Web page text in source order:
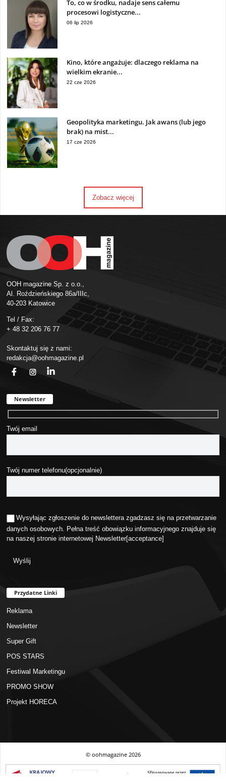
To, co w środku, nadaje sens całemu
procesowi logistyczne...
06 lip 2026
Kino, które angażuje: dlaczego reklama na
wielkim ekranie...
22 cze 2026
Geopolityka marketingu. Jak awans (lub jego
brak) na mist...
17 cze 2026
Zobacz więcej
OOH magazine Sp. z o.o.,
Al. Roździeńskiego 86a/IIIc,
40-203 Katowice
Tel / Fax:
+ 48 32 206 76 77
Skontaktuj się z nami:
redakcja@oohmagazine.pl
Newsletter
Twój email
Twój numer telefonu(opcjonalnie)
Wysyłając zgłoszenie do newslettera zgadzasz się na przetwarzanie
danych osobowych. Pełna treść obowiązku informacyjnego znajduje się
na naszej stronie internetowej Newsletter[acceptance]
Przydatne Linki
Reklama
Newsletter
Super Gift
POS STARS
Festiwal Marketingu
PROMO SHOW
Projekt HORECA
© oohmagazine2026